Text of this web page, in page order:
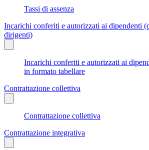
Tassi di assenza
Incarichi conferiti e autorizzati ai dipendenti
dirigenti)
Incarichi conferiti e autorizzati ai
in formato tabellare
Contrattazione collettiva
Contrattazione collettiva
Contrattazione integrativa